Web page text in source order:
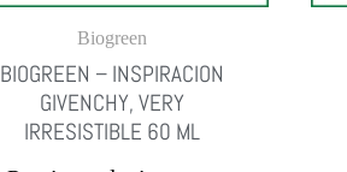
Biogreen
BIOGREEN – INSPIRACION
GIVENCHY, VERY
IRRESISTIBLE 60 ML